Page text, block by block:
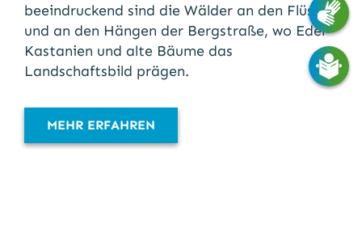
beeindruckend sind die Wälder an den Flüssen
und an den Hängen der Bergstraße, wo Edel-
Kastanien und alte Bäume das
Landschaftsbild prägen.
MEHR ERFAHREN